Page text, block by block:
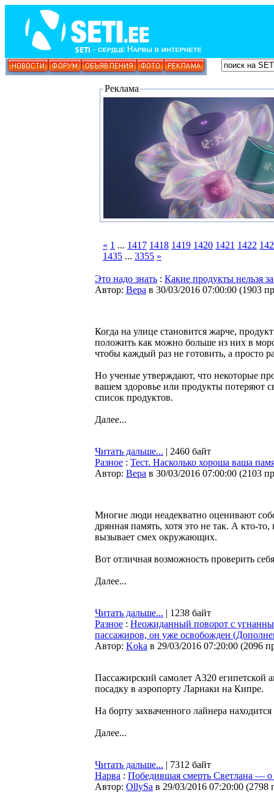
Реклама
« 1 ... 1417 1418 1419 1420 1421 1422
1435 ... 3355 »
Это надо знать : Какие продукты нельзя
Автор: Bepa в 30/03/2016 07:00:00 (1903
Когда на улице становится жарче,
положить как можно больше из них в
чтобы каждый раз не готовить, а просто
Но ученые утверждают, что некоторые
вашем здоровье или продукты потеряют
список продуктов.
Далее...
Читать дальше... | 2460 байт
Разное : Тест. Насколько хороша ваша
Автор: Bepa в 30/03/2016 07:00:00 (2103
Многие люди неадекватно оценивают
дрянная память, хотя это не так. А кто-
вызывает смех окружающих.
Вот отличная возможность проверить
Далее...
Читать дальше... | 1238 байт
Разное : Неожиданный поворот с
пассажиров, он уже освобожден
Автор: Koka в 29/03/2016 07:20:00 (2096
Пассажирский самолет A320 египетской
посадку в аэропорту Ларнаки на Кипре.
На борту захваченного лайнера
Далее...
Читать дальше... | 7312 байт
Нарва : Победившая смерть Светлана —
Автор: OllySa в 29/03/2016 07:20:00 (2798